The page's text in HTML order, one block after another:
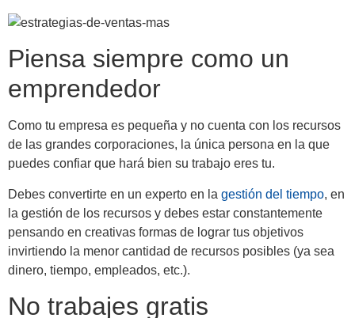
Piensa siempre como un
emprendedor
Como tu empresa es pequeña y no cuenta con los recursos
de las grandes corporaciones, la única persona en la que
puedes confiar que hará bien su trabajo eres tu.
Debes convertirte en un experto en la gestión del tiempo, en
la gestión de los recursos y debes estar constantemente
pensando en creativas formas de lograr tus objetivos
invirtiendo la menor cantidad de recursos posibles (ya sea
dinero, tiempo, empleados, etc.).
No trabajes gratis